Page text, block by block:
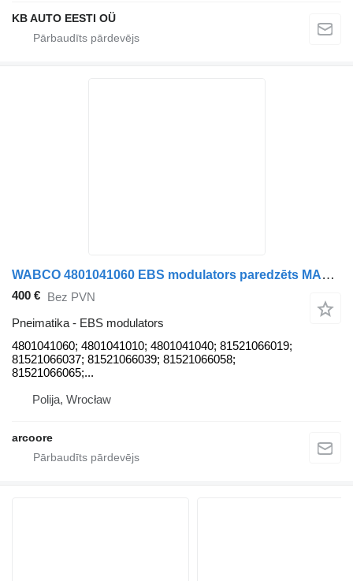
KB AUTO EESTI OÜ
WABCO 4801041060 EBS modulators paredzēts MAN Neoplan; TGL; TGM Euro 6; kravas automašīnas
400 € Bez PVN
Pneimatika - EBS modulators
4801041060; 4801041010; 4801041040; 81521066019;
81521066037; 81521066039; 81521066058;
81521066065;...
Polija, Wrocław
arcoore